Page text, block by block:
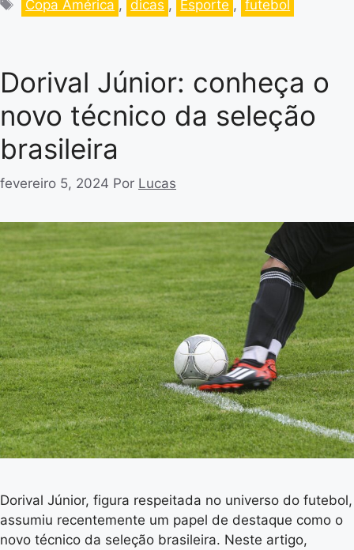
Copa América , dicas , Esporte , futebol
Dorival Júnior: conheça o
novo técnico da seleção
brasileira
fevereiro 5, 2024 Por Lucas
Dorival Júnior, figura respeitada no universo do futebol,
assumiu recentemente um papel de destaque como o
novo técnico da seleção brasileira. Neste artigo,